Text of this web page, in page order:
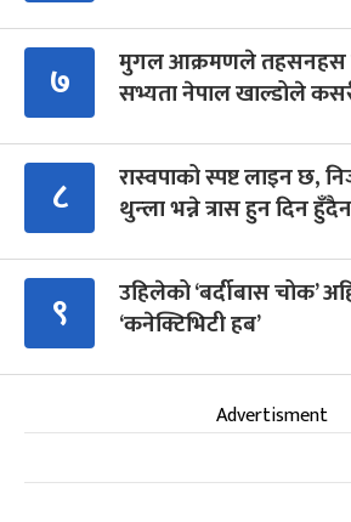
७
मुगल आक्रमणले तहसनहस
सभ्यता नेपाल खाल्डोले
८
रास्वपाको स्पष्ट लाइन छ,
थुन्ला भन्ने त्रास हुन दिन
९
उहिलेको ‘बर्दीबास चोक’
‘कनेक्टिभिटी हब’
Advertisment